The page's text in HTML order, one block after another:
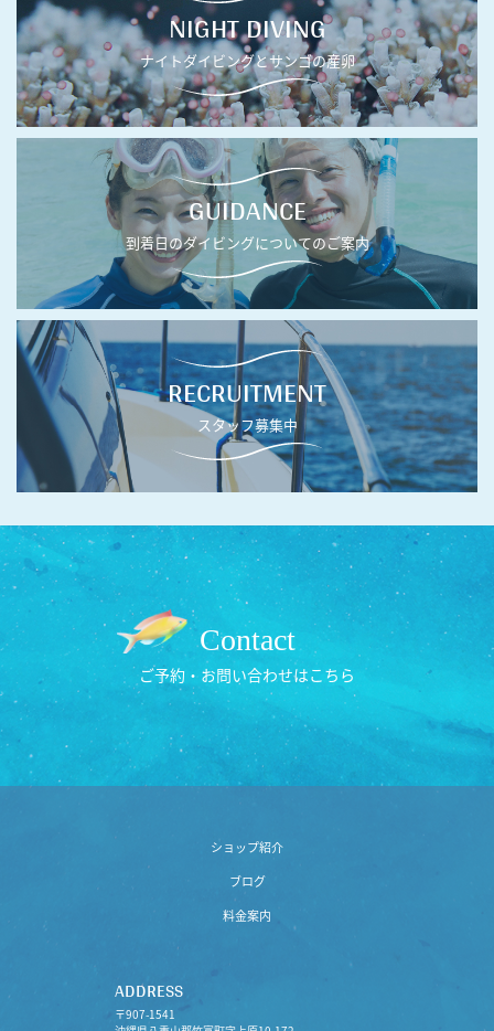
NIGHT DIVING
ナイトダイビングとサンゴの産卵
GUIDANCE
到着日のダイビングについてのご案内
RECRUITMENT
スタッフ募集中
Contact
ご予約・お問い合わせはこちら
ショップ紹介
ブログ
料金案内
ADDRESS
〒907-1541